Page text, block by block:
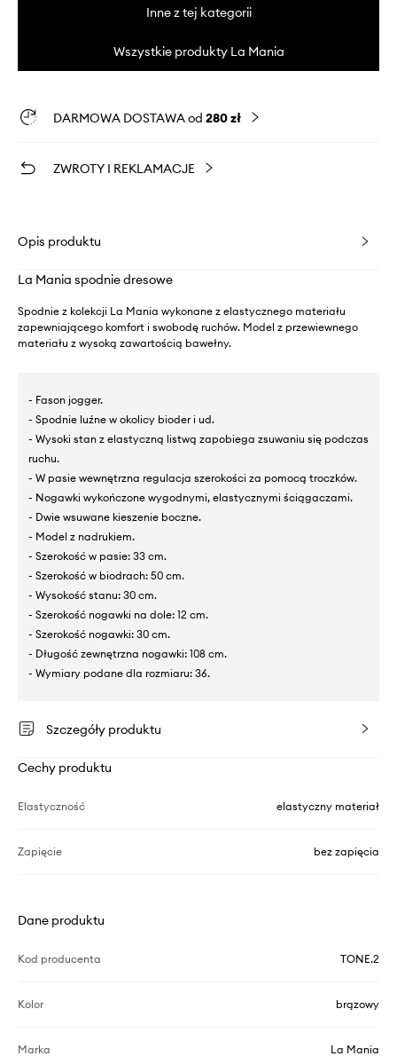
Inne z tej kategorii
Wszystkie produkty La Mania
DARMOWA DOSTAWA od 280 zł
ZWROTY I REKLAMACJE
Opis produktu
La Mania spodnie dresowe
Spodnie z kolekcji La Mania wykonane z elastycznego materiału
zapewniającego komfort i swobodę ruchów. Model z przewiewnego
materiału z wysoką zawartością bawełny.
- Fason jogger.
- Spodnie luźne w okolicy bioder i ud.
- Wysoki stan z elastyczną listwą zapobiega zsuwaniu się podczas
ruchu.
- W pasie wewnętrzna regulacja szerokości za pomocą troczków.
- Nogawki wykończone wygodnymi, elastycznymi ściągaczami.
- Dwie wsuwane kieszenie boczne.
- Model z nadrukiem.
- Szerokość w pasie: 33 cm.
- Szerokość w biodrach: 50 cm.
- Wysokość stanu: 30 cm.
- Szerokość nogawki na dole: 12 cm.
- Szerokość nogawki: 30 cm.
- Długość zewnętrzna nogawki: 108 cm.
- Wymiary podane dla rozmiaru: 36.
Szczegóły produktu
Cechy produktu
Elastyczność elastyczny materiał
Zapięcie bez zapięcia
Dane produktu
Kod producenta TONE.2
Kolor brązowy
Marka La Mania